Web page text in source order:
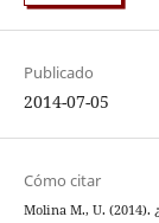
Publicado
2014-07-05
Cómo citar
Molina M., U. (2014).